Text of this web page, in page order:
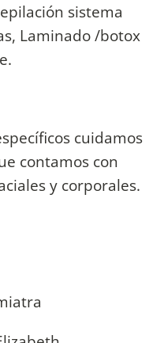
sistema
Laminado /botox
cuidamos
contamos con
y corporales.